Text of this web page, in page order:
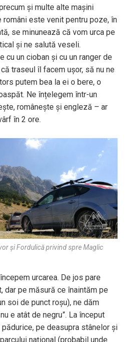
și multe alte mașini
români este venit pentru poze, în
se minunează că vom urca pe
și ne salută veseli.
cu un cioban și cu un ranger de
traseul îl facem ușor, să nu ne
putem bea la ei o bere, o
Ne înțelegem într-un
românește și engleză – ar
în 2 ore.
și Fordulică privind spre Maglic
urcarea. De jos pare
dar pe măsură ce înaintăm pe
soi de punct roșu), ne dăm
e atât de negru”. La început
pe deasupra stânelor și
național (probabil unde